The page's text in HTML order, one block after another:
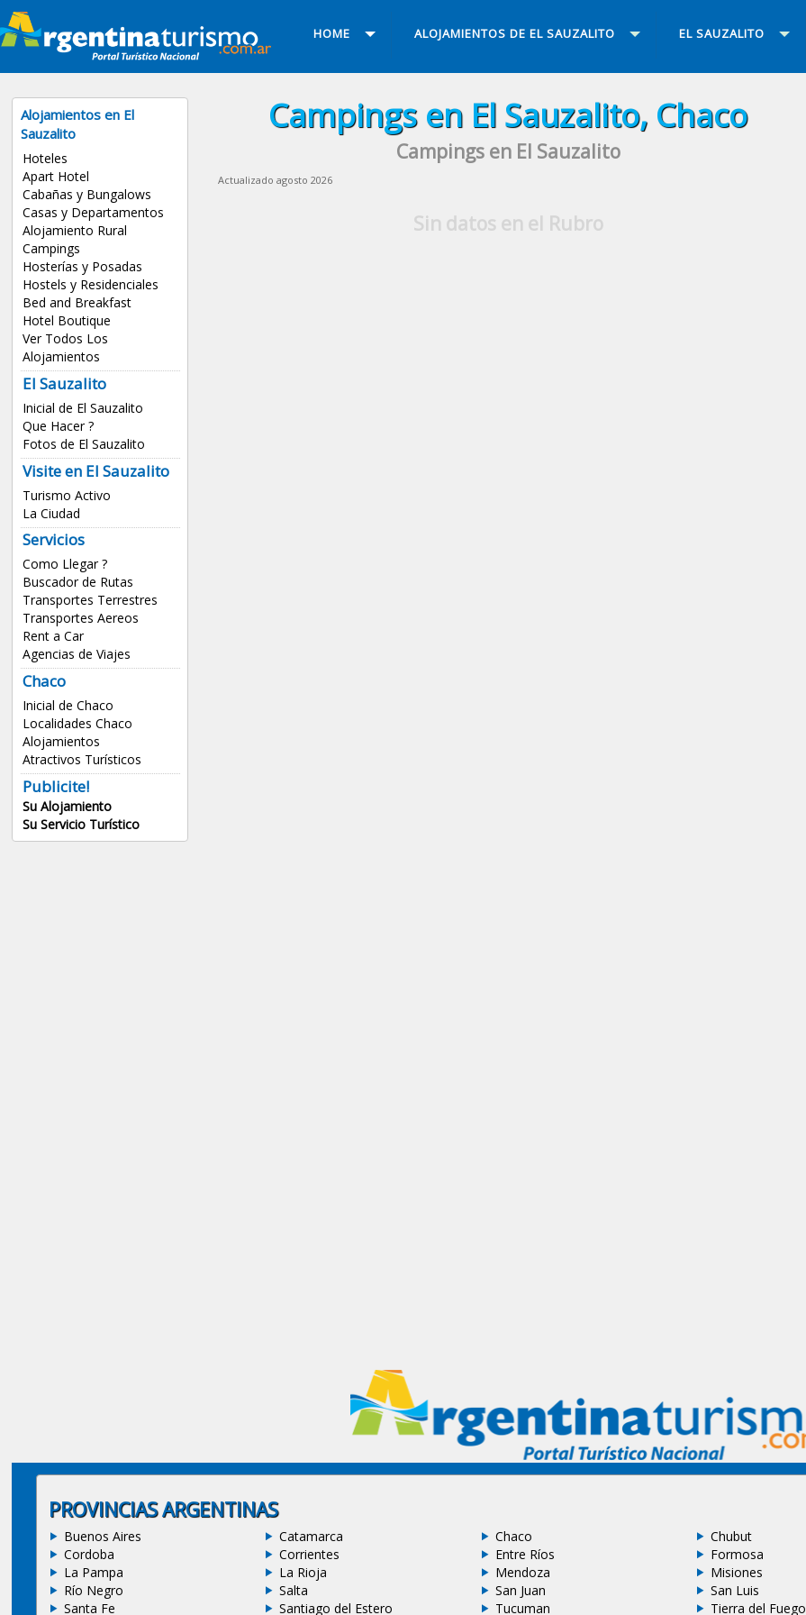
HOME ALOJAMIENTOS DE EL SAUZALITO EL SAUZALITO
Alojamientos en El
Sauzalito
Hoteles
Apart Hotel
Cabañas y Bungalows
Casas y Departamentos
Alojamiento Rural
Campings
Hosterías y Posadas
Hostels y Residenciales
Bed and Breakfast
Hotel Boutique
Ver Todos Los
Alojamientos
El Sauzalito
Inicial de El Sauzalito
Que Hacer ?
Fotos de El Sauzalito
Visite en El Sauzalito
Turismo Activo
La Ciudad
Servicios
Como Llegar ?
Buscador de Rutas
Transportes Terrestres
Transportes Aereos
Rent a Car
Agencias de Viajes
Chaco
Inicial de Chaco
Localidades Chaco
Alojamientos
Atractivos Turísticos
Publicite!
Su Alojamiento
Su Servicio Turístico
Campings en El Sauzalito, Chaco
Campings en El Sauzalito
Actualizado agosto 2026
Sin datos en el Rubro
PROVINCIAS ARGENTINAS
Buenos Aires Catamarca Chaco Chubut
Cordoba
Corrientes Entre Ríos Formosa
La Pampa
La Rioja Mendoza Misiones
Río Negro
Salta San Juan San Luis
Santa Fe
Santiago del Estero Tucuman Tierra del Fuego